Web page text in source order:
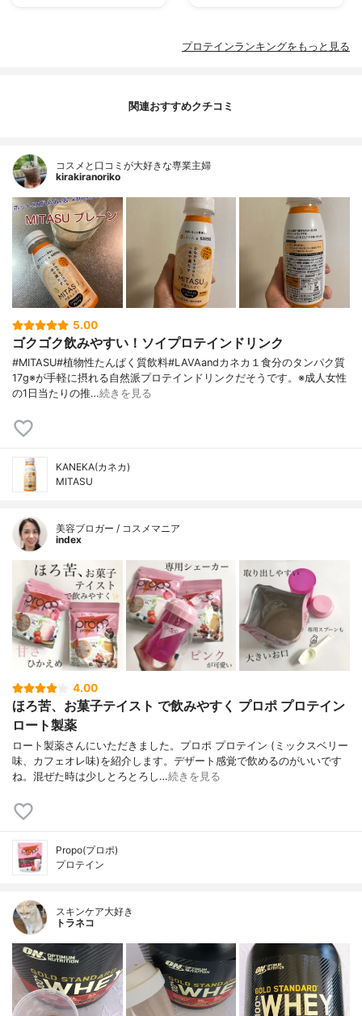
プロテインランキングをもっと見る
関連おすすめクチコミ
コスメと口コミが大好きな専業主婦
kirakiranoriko
5.00
ゴクゴク飲みやすい！ソイプロテインドリンク
#MITASU#植物性たんぱく質飲料#LAVAandカネカ１食分のタンパク質
17g※が手軽に摂れる自然派プロテインドリンクだそうです。※成人女性
の1日当たりの推…続きを見る
KANEKA(カネカ)
MITASU
美容ブロガー / コスメマニア
index
4.00
ほろ苦、お菓子テイスト で飲みやすく プロポ プロテイン
ロート製薬
ロート製薬さんにいただきました。プロポ プロテイン (ミックスベリー
味、カフェオレ味)を紹介します。デザート感覚で飲めるのがいいです
ね。混ぜた時は少しとろとろし…続きを見る
Propo(プロポ)
プロテイン
スキンケア大好き
トラネコ